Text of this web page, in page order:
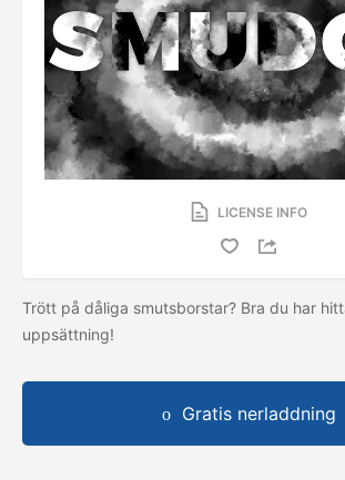
LICENSE INFO
Trött på dåliga smutsborstar? Bra du har
uppsättning!
Gratis nerladdning